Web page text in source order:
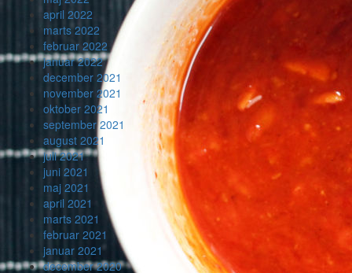
april 2022
marts 2022
februar 2022
januar 2022
december 2021
november 2021
oktober 2021
september 2021
august 2021
juli 2021
juni 2021
maj 2021
april 2021
marts 2021
februar 2021
januar 2021
december 2020